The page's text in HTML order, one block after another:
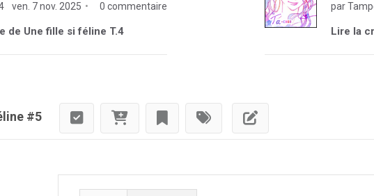
ven. 7 nov. 2025 0 commentaire
de Une fille si féline T.4
par
Lire la
#5